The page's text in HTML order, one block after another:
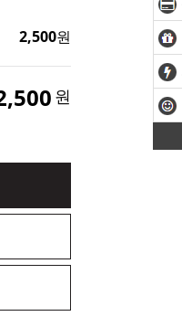
2,500원
원